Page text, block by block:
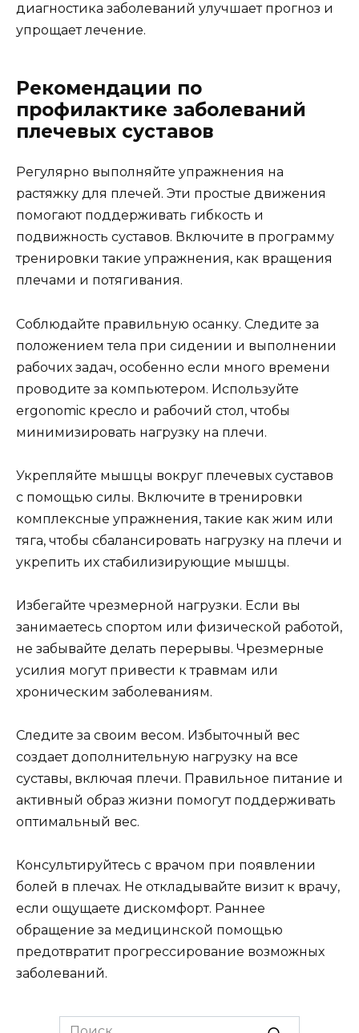
диагностика заболеваний улучшает прогноз и
упрощает лечение.
Рекомендации по
профилактике заболеваний
плечевых суставов
Регулярно выполняйте упражнения на
растяжку для плечей. Эти простые движения
помогают поддерживать гибкость и
подвижность суставов. Включите в программу
тренировки такие упражнения, как вращения
плечами и потягивания.
Соблюдайте правильную осанку. Следите за
положением тела при сидении и выполнении
рабочих задач, особенно если много времени
проводите за компьютером. Используйте
ergonomic кресло и рабочий стол, чтобы
минимизировать нагрузку на плечи.
Укрепляйте мышцы вокруг плечевых суставов
с помощью силы. Включите в тренировки
комплексные упражнения, такие как жим или
тяга, чтобы сбалансировать нагрузку на плечи и
укрепить их стабилизирующие мышцы.
Избегайте чрезмерной нагрузки. Если вы
занимаетесь спортом или физической работой,
не забывайте делать перерывы. Чрезмерные
усилия могут привести к травмам или
хроническим заболеваниям.
Следите за своим весом. Избыточный вес
создает дополнительную нагрузку на все
суставы, включая плечи. Правильное питание и
активный образ жизни помогут поддерживать
оптимальный вес.
Консультируйтесь с врачом при появлении
болей в плечах. Не откладывайте визит к врачу,
если ощущаете дискомфорт. Раннее
обращение за медицинской помощью
предотвратит прогрессирование возможных
заболеваний.
Search